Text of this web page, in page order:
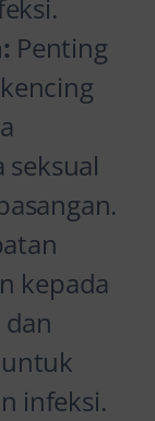
Penting
seksual
kepada
infeksi.